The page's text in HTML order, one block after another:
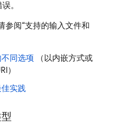
。
参阅“支持的输入文件和
同选项 （以内嵌方式或
）
实践